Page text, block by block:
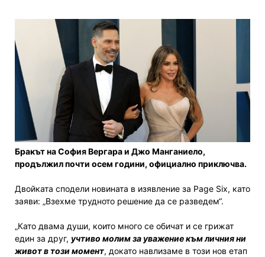
Бракът на София Вергара и Джо Манганиело,
продължил почти осем години, официално приключва.
Двойката сподели новината в изявление за Page Six, като
заяви: „Взехме трудното решение да се разведем“.
„Като двама души, които много се обичат и се грижат
един за друг, учтиво молим за уважение към личния ни
живот в този момент, докато навлизаме в този нов етап